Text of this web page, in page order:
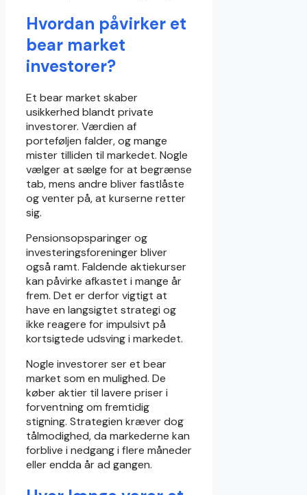
Hvordan påvirker et
bear market
investorer?
Et bear market skaber
usikkerhed blandt private
investorer. Værdien af
porteføljen falder, og mange
mister tilliden til markedet. Nogle
vælger at sælge for at begrænse
tab, mens andre bliver fastlåste
og venter på, at kurserne retter
sig.
Pensionsopsparinger og
investeringsforeninger bliver
også ramt. Faldende aktiekurser
kan påvirke afkastet i mange år
frem. Det er derfor vigtigt at
have en langsigtet strategi og
ikke reagere for impulsivt på
kortsigtede udsving i markedet.
Nogle investorer ser et bear
market som en mulighed. De
køber aktier til lavere priser i
forventning om fremtidig
stigning. Strategien kræver dog
tålmodighed, da markederne kan
forblive i nedgang i flere måneder
eller endda år ad gangen.